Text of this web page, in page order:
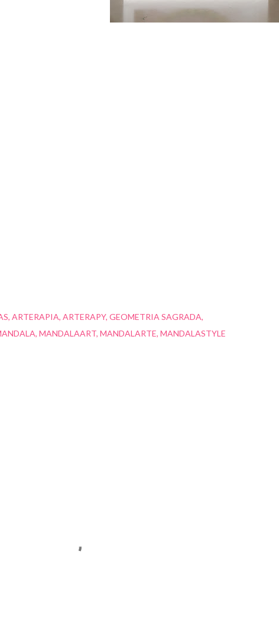
ARTERAPIA ARTERAPY GEOMETRIA SAGRADA
MANDALAART MANDALARTE MANDALASTYLE